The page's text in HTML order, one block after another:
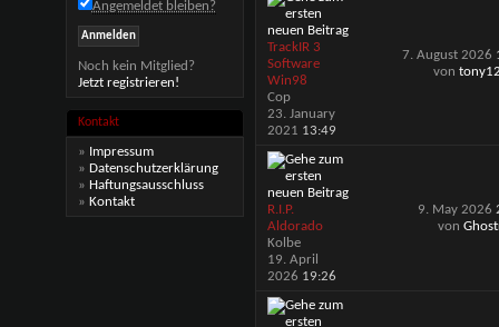
Angemeldet bleiben?
Noch kein Mitglied?
Jetzt registrieren!
Kontakt
» Impressum
» Datenschutzerklärung
» Haftungsausschluss
» Kontakt
TrackIR 3
Software
Win98
Cop
23. January
2021 13:49
7. August 2026
von
R.I.P.
Aldorado
Kolbe
19. April
2026 19:26
9. May 2026
von